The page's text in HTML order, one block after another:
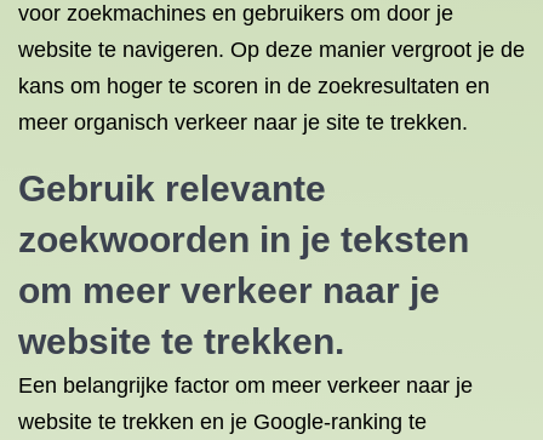
voor zoekmachines en gebruikers om door je
website te navigeren. Op deze manier vergroot je de
kans om hoger te scoren in de zoekresultaten en
meer organisch verkeer naar je site te trekken.
Gebruik relevante
zoekwoorden in je teksten
om meer verkeer naar je
website te trekken.
Een belangrijke factor om meer verkeer naar je
website te trekken en je Google-ranking te